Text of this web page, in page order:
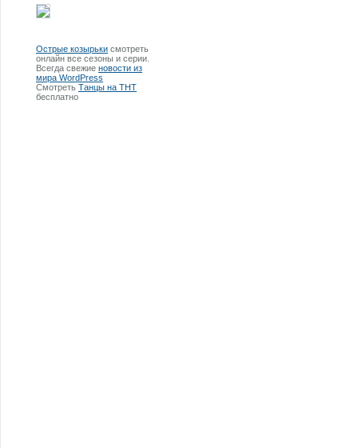
Острые козырьки смотреть
онлайн все сезоны и серии.
Всегда свежие новости из
мира WordPress
Смотреть Танцы на ТНТ
бесплатно